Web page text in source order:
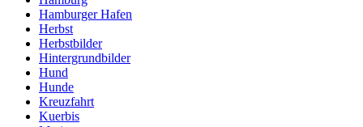
Hamburger Hafen
Herbst
Herbstbilder
Hintergrundbilder
Hund
Hunde
Kreuzfahrt
Kuerbis